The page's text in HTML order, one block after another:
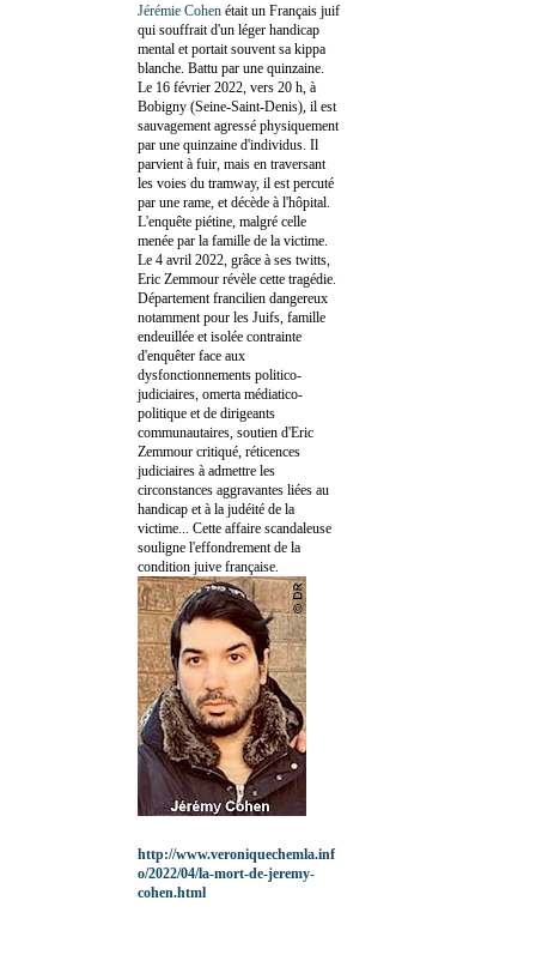
Jérémie Cohen était un Français juif
qui souffrait d'un léger handicap
mental et portait souvent sa kippa
blanche. Battu par une quinzaine.
Le 16 février 2022, vers 20 h, à
Bobigny (Seine-Saint-Denis), il est
sauvagement agressé physiquement
par une quinzaine d'individus. Il
parvient à fuir, mais en traversant
les voies du tramway, il est percuté
par une rame, et décède à l'hôpital.
L'enquête piétine, malgré celle
menée par la famille de la victime.
Le 4 avril 2022, grâce à ses twitts,
Eric Zemmour révèle cette tragédie.
Département francilien dangereux
notamment pour les Juifs, famille
endeuillée et isolée contrainte
d'enquêter face aux
dysfonctionnements politico-
judiciaires, omerta médiatico-
politique et de dirigeants
communautaires, soutien d'Eric
Zemmour critiqué, réticences
judiciaires à admettre les
circonstances aggravantes liées au
handicap et à la judéité de la
victime... Cette affaire scandaleuse
souligne l'effondrement de la
condition juive française.
http://www.veroniquechemla.inf
o/2022/04/la-mort-de-jeremy-
cohen.html